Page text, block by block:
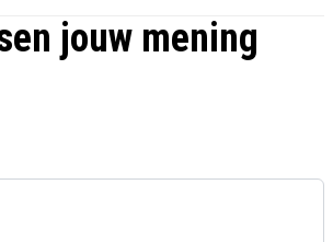
jouw mening